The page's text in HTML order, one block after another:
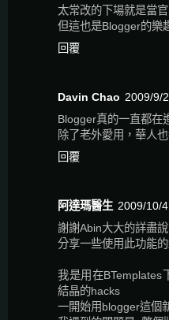
太常改的下場就是當
但這也是Blogger的樂
回覆
Davin Chao 2009/9/
Blogger真的一直都在
除了老外愛用，華人
回覆
阿達瑪醫生 2009/10/
謝謝Abin大大的詳盡
分享一些使用此功能
我是用在BTemplates
結晶的hacks
一開始用blogger這個